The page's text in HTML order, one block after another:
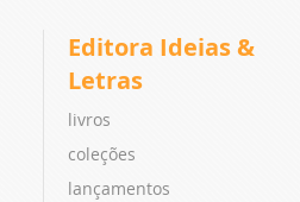
Editora Ideias &
Letras
livros
coleções
lançamentos